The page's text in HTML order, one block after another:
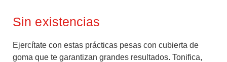
Sin existencias
Ejercítate con estas prácticas pesas con cubierta de
goma que te garantizan grandes resultados. Tonifica,